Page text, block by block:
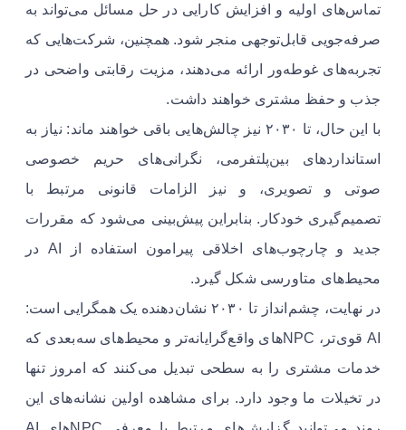
تماس‌های اولیه و افزایش کارایی در حل مسائل می‌تواند به
صرفه‌جویی قابل‌توجهی منجر شود. همچنین، شرکت‌هایی که
تجربه‌های غوطه‌ور ارائه می‌دهند، مزیت رقابتی واضحی در
جذب و حفظ مشتری خواهند داشت.
با این حال، تا ۲۰۳۰ نیز چالش‌هایی باقی خواهند ماند: نیاز به
استانداردهای بین‌پلتفرمی، نگرانی‌های حریم خصوصی
صوتی و تصویری، و نیز الزامات قانونی مرتبط با
تصمیم‌گیری خودکار. بنابراین پیش‌بینی می‌شود که مقررات
جدید و چارچوب‌های اخلاقی پیرامون استفاده از AI در
محیط‌های متاورسی شکل گیرد.
در نهایت، چشم‌انداز تا ۲۰۳۰ نشان‌دهنده یک همگرایی است:
AI قوی‌تر، NPCهای واقع‌گرایانه‌تر و محیط‌های سه‌بعدی که
خدمات مشتری را به سطحی تبدیل می‌کنند که امروز تنها
در تخیلات ما وجود دارد. برای مشاهده اولین نشانه‌های این